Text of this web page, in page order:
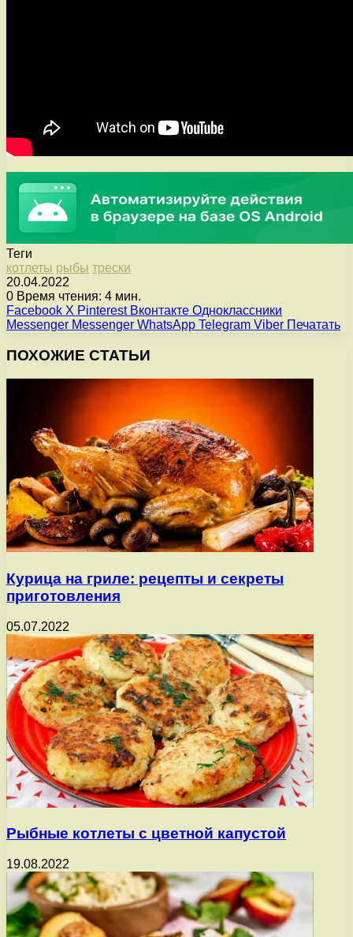
Теги
котлеты рыбы трески
20.04.2022
0 Время чтения: 4 мин.
Facebook X Pinterest Вконтакте Одноклассники
Messenger Messenger WhatsApp Telegram Viber Печатать
ПОХОЖИЕ СТАТЬИ
Курица на гриле: рецепты и секреты
приготовления
05.07.2022
Рыбные котлеты с цветной капустой
19.08.2022